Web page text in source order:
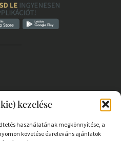
kezelése
használatának megkönnyítése, a
követése és releváns ajánlatok